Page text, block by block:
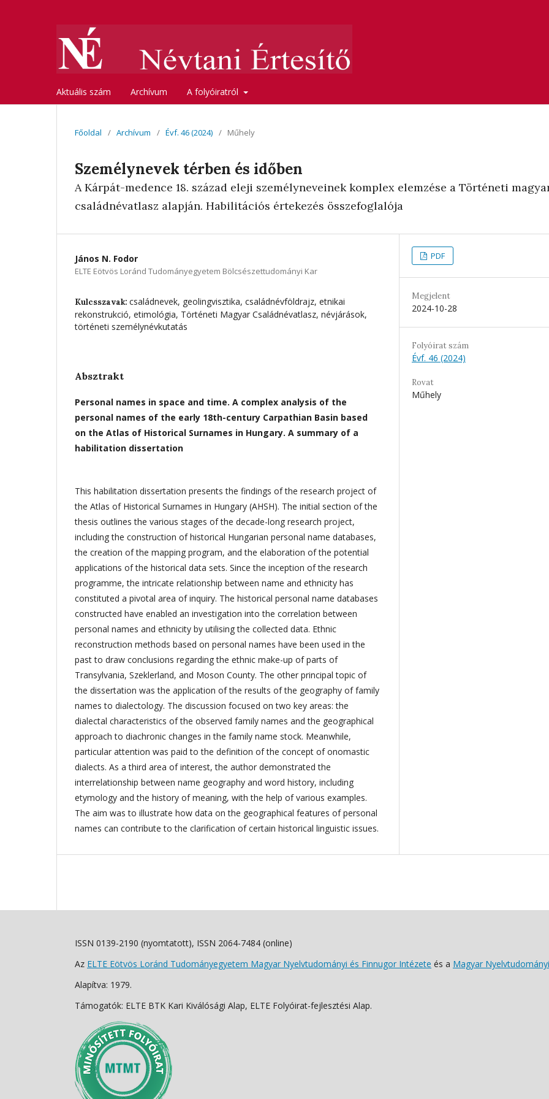
Aktuális szám Archívum A folyóiratról
Főoldal / Archívum / Évf. 46 (2024) / Műhely
Személynevek térben és időben
A Kárpát-medence 18. század eleji személyneveinek komplex elemzése a Történeti
családnévatlasz alapján. Habilitációs értekezés összefoglalója
János N. Fodor
ELTE Eötvös Loránd Tudományegyetem Bölcsészettudományi Kar
Kulcsszavak: családnevek, geolingvisztika, családnévföldrajz, etnikai
rekonstrukció, etimológia, Történeti Magyar Családnévatlasz, névjárások,
történeti személynévkutatás
Absztrakt
Personal names in space and time. A complex analysis of the
personal names of the early 18th-century Carpathian Basin based
on the Atlas of Historical Surnames in Hungary. A summary of a
habilitation dissertation
This habilitation dissertation presents the findings of the research project of
the Atlas of Historical Surnames in Hungary (AHSH). The initial section of the
thesis outlines the various stages of the decade-long research project,
including the construction of historical Hungarian personal name databases,
the creation of the mapping program, and the elaboration of the potential
applications of the historical data sets. Since the inception of the research
programme, the intricate relationship between name and ethnicity has
constituted a pivotal area of inquiry. The historical personal name databases
constructed have enabled an investigation into the correlation between
personal names and ethnicity by utilising the collected data. Ethnic
reconstruction methods based on personal names have been used in the
past to draw conclusions regarding the ethnic make-up of parts of
Transylvania, Szeklerland, and Moson County. The other principal topic of
the dissertation was the application of the results of the geography of family
names to dialectology. The discussion focused on two key areas: the
dialectal characteristics of the observed family names and the geographical
approach to diachronic changes in the family name stock. Meanwhile,
particular attention was paid to the definition of the concept of onomastic
dialects. As a third area of interest, the author demonstrated the
interrelationship between name geography and word history, including
etymology and the history of meaning, with the help of various examples.
The aim was to illustrate how data on the geographical features of personal
names can contribute to the clarification of certain historical linguistic issues.
PDF
Megjelent
2024-10-28
Folyóirat szám
Évf. 46 (2024)
Rovat
Műhely
ISSN 0139-2190 (nyomtatott), ISSN 2064-7484 (online)
Az ELTE Eötvös Loránd Tudományegyetem Magyar Nyelvtudományi és Finnugor Intézete és a Magyar
Alapítva: 1979.
Támogatók: ELTE BTK Kari Kiválósági Alap, ELTE Folyóirat-fejlesztési Alap.